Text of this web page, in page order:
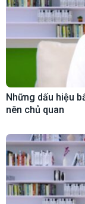
Những dấu hiệu
nên chủ quan